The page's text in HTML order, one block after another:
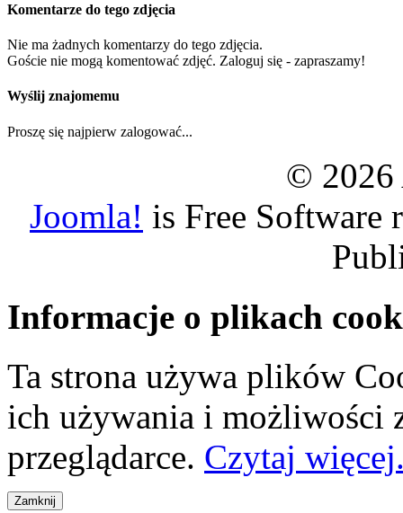
Komentarze do tego zdjęcia
Nie ma żadnych komentarzy do tego zdjęcia.
Goście nie mogą komentować zdjęć. Zaloguj się - zapraszamy!
Wyślij znajomemu
Proszę się najpierw zalogować...
© 2026
Joomla! is Free Software
Informacje o plikach
Ta strona używa plików
ich używania i możliwości
przeglądarce. Czytaj